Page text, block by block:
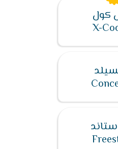
كول
X-